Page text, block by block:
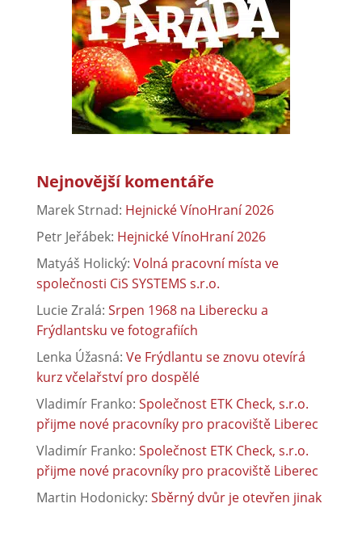
Nejnovější komentáře
Marek Strnad: Hejnické VínoHraní 2026
Petr Jeřábek: Hejnické VínoHraní 2026
Matyáš Holický: Volná pracovní místa ve
společnosti CiS SYSTEMS s.r.o.
Lucie Zralá: Srpen 1968 na Liberecku a
Frýdlantsku ve fotografiích
Lenka Úžasná: Ve Frýdlantu se znovu otevírá
kurz včelařství pro dospělé
Vladimír Franko: Společnost ETK Check, s.r.o.
přijme nové pracovníky pro pracoviště Liberec
Vladimír Franko: Společnost ETK Check, s.r.o.
přijme nové pracovníky pro pracoviště Liberec
Martin Hodonicky: Sběrný dvůr je otevřen jinak